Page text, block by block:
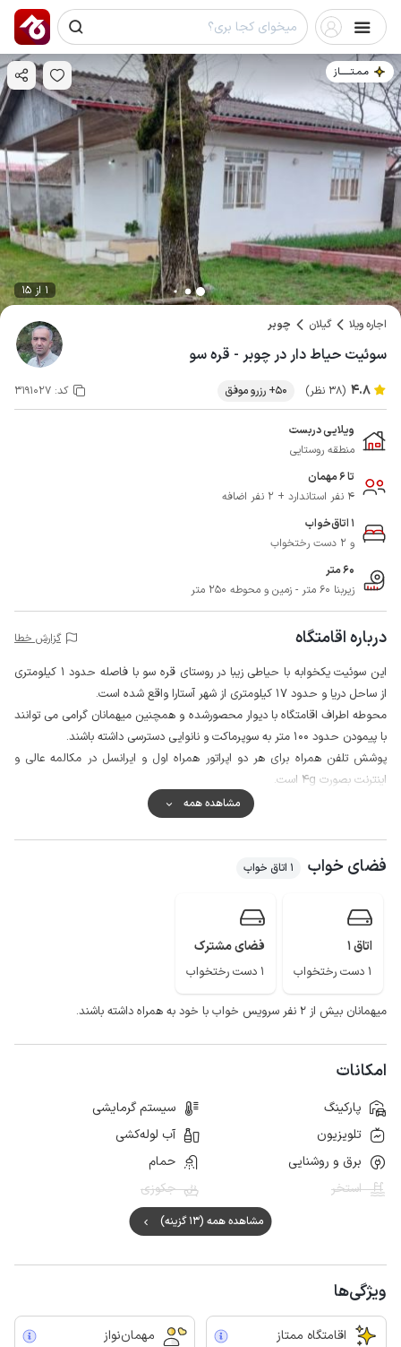
مـمـتــــــاز
1 از 15
اجاره ویلا گیلان چوبر
سوئیت حیاط دار در چوبر - قره سو
4.8 (38 نظر) 50+ رزرو موفق کد: 3191027
ویلایی دربست
منطقه روستایی
تا 6 مهمان
4 نفر استاندارد + 2 نفر اضافه
1 اتاق‌خواب
و 2 دست رختخواب
60 متر
زیربنا 60 متر - زمین و محوطه 250 متر
درباره اقامتگاه گزارش خطا
این سوئیت یکخوابه با حیاطی زیبا در روستای قره سو با فاصله حدود 1 کیلومتری
از ساحل دریا و حدود 17 کیلومتری از شهر آستارا واقع شده است.
محوطه اطراف اقامتگاه با دیوار محصورشده و همچنین میهمانان گرامی می توانند
با پیمودن حدود 100 متر به سوپرماکت و نانوایی دسترسی داشته باشند.
پوشش تلفن همراه برای هر دو اپراتور همراه اول و ایرانسل در مکالمه عالی و
اینترنت بصورت 4g است.
آستارا در شمالی‌ترین نقطه ی استان گیلان قرار گرفته است که با برخورداری از آب و
هوای مطبوع و دل‌انگیز ، جاذبه های طبیعی ، ساحل و بندرگاه خصوصی جایگاه
ویژه ای در میان گردشگران دارد.
ساحل دریا، تالاب گردشگری استیل، گردنه حیران، آبشار لاتون تنها بخشی از جاذبه
مشاهده همه
فضای خواب 1 اتاق خواب
اتاق 1
1 دست رختخواب
فضای مشترک
1 دست رختخواب
میهمانان بیش از ۲ نفر سرویس خواب با خود به همراه داشته باشند.
امکانات
پارکینگ
سیستم گرمایشی
تلویزیون
آب لوله‌کشی
برق و روشنایی
حمام
استخر
جکوزی
مشاهده همه (13 گزینه)
ویژگی‌ها
اقامتگاه ممتاز مهمان‌نواز